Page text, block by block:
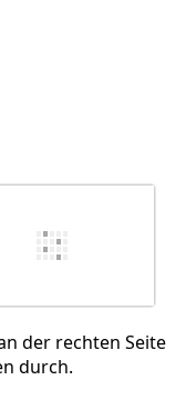
der rechten Seite
durch.